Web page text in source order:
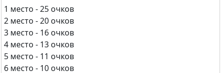
1 место - 25 очков
2 место - 20 очков
3 место - 16 очков
4 место - 13 очков
5 место - 11 очков
6 место - 10 очков